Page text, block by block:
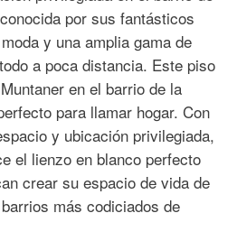
por sus fantásticos
y una amplia gama de
a poca distancia. Este piso
en el barrio de la
para llamar hogar. Con
y ubicación privilegiada,
el lienzo en blanco perfecto
crear su espacio de vida de
más codiciados de